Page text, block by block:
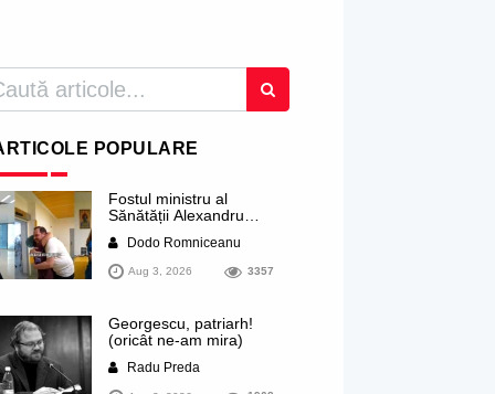
POPULARE
Fostul ministru al
Sănătății Alexandru
funcția lui Dominic Fritz
de primar al orașului
Timișoara. Pesedistul
de Coreea de Nord cu
femei din Timișoara
care îl strâng în brațe
plângând
Dodo Romniceanu
Aug 3, 2026 3357
Georgescu, patriarh!
(oricât ne-am mira)
Radu Preda